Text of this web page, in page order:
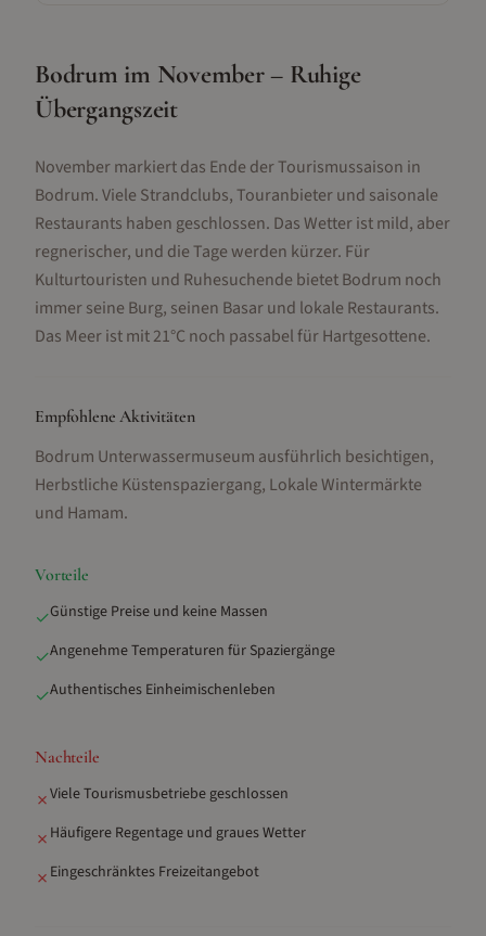
Bodrum im November – Ruhige
Übergangszeit
November markiert das Ende der Tourismussaison in
Bodrum. Viele Strandclubs, Touranbieter und saisonale
Restaurants haben geschlossen. Das Wetter ist mild, aber
regnerischer, und die Tage werden kürzer. Für
Kulturtouristen und Ruhesuchende bietet Bodrum noch
immer seine Burg, seinen Basar und lokale Restaurants.
Das Meer ist mit 21°C noch passabel für Hartgesottene.
Empfohlene Aktivitäten
Bodrum Unterwassermuseum ausführlich besichtigen,
Herbstliche Küstenspaziergang, Lokale Wintermärkte
und Hamam.
Vorteile
✓Günstige Preise und keine Massen
✓Angenehme Temperaturen für Spaziergänge
✓Authentisches Einheimischenleben
Nachteile
✗Viele Tourismusbetriebe geschlossen
✗ Häufigere Regentage und graues Wetter
✗ Eingeschränktes Freizeitangebot